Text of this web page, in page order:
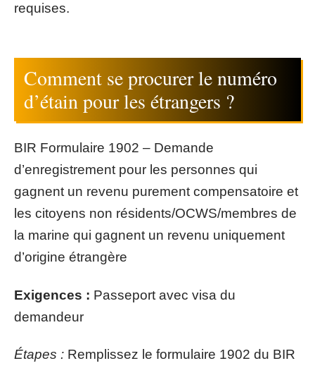
requises.
Comment se procurer le numéro
d’étain pour les étrangers ?
BIR Formulaire 1902 – Demande
d’enregistrement pour les personnes qui
gagnent un revenu purement compensatoire et
les citoyens non résidents/OCWS/membres de
la marine qui gagnent un revenu uniquement
d’origine étrangère
Exigences : Passeport avec visa du
demandeur
Étapes : Remplissez le formulaire 1902 du BIR